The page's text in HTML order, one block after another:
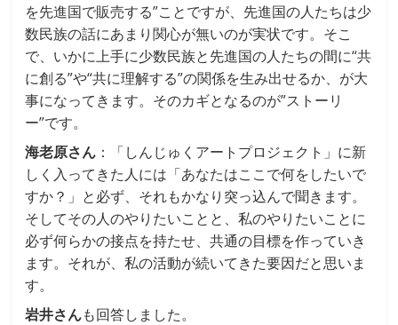
を先進国で販売する”ことですが、先進国の人たちは少
数民族の話にあまり関心が無いのが実状です。そこ
で、いかに上手に少数民族と先進国の人たちの間に“共
に創る”や“共に理解する”の関係を生み出せるか、が大
事になってきます。そのカギとなるのが”ストーリ
ー”です。
海老原さん ：「しんじゅくアートプロジェクト」に新
しく入ってきた人には「あなたはここで何をしたいで
すか？」と必ず、それもかなり突っ込んで聞きます。
そしてその人のやりたいことと、私のやりたいことに
必ず何らかの接点を持たせ、共通の目標を作っていき
ます。それが、私の活動が続いてきた要因だと思いま
す。
岩井さんも回答しました。